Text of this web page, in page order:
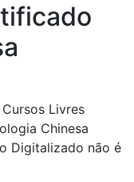
Livres
Chinesa
Digitalizado não é